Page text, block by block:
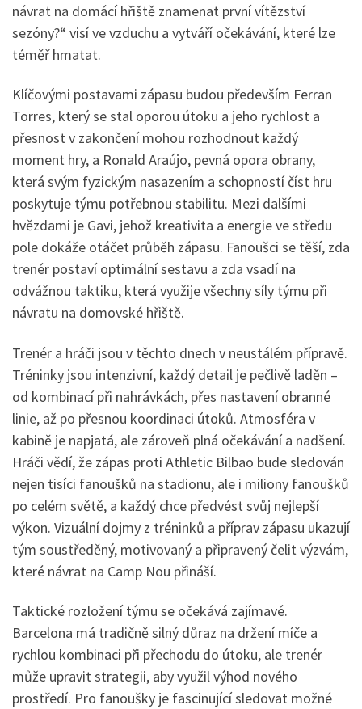
návrat na domácí hřiště znamenat první vítězství
sezóny?“ visí ve vzduchu a vytváří očekávání, které lze
téměř hmatat.
Klíčovými postavami zápasu budou především Ferran
Torres, který se stal oporou útoku a jeho rychlost a
přesnost v zakončení mohou rozhodnout každý
moment hry, a Ronald Araújo, pevná opora obrany,
která svým fyzickým nasazením a schopností číst hru
poskytuje týmu potřebnou stabilitu. Mezi dalšími
hvězdami je Gavi, jehož kreativita a energie ve středu
pole dokáže otáčet průběh zápasu. Fanoušci se těší, zda
trenér postaví optimální sestavu a zda vsadí na
odvážnou taktiku, která využije všechny síly týmu při
návratu na domovské hřiště.
Trenér a hráči jsou v těchto dnech v neustálém přípravě.
Tréninky jsou intenzivní, každý detail je pečlivě laděn –
od kombinací při nahrávkách, přes nastavení obranné
linie, až po přesnou koordinaci útoků. Atmosféra v
kabině je napjatá, ale zároveň plná očekávání a nadšení.
Hráči vědí, že zápas proti Athletic Bilbao bude sledován
nejen tisíci fanoušků na stadionu, ale i miliony fanoušků
po celém světě, a každý chce předvést svůj nejlepší
výkon. Vizuální dojmy z tréninků a příprav zápasu ukazují
tým soustředěný, motivovaný a připravený čelit výzvám,
které návrat na Camp Nou přináší.
Taktické rozložení týmu se očekává zajímavé.
Barcelona má tradičně silný důraz na držení míče a
rychlou kombinaci při přechodu do útoku, ale trenér
může upravit strategii, aby využil výhod nového
prostředí. Pro fanoušky je fascinující sledovat možné